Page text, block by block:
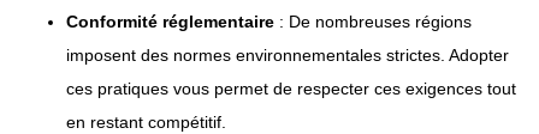
Conformité réglementaire : De nombreuses régions
imposent des normes environnementales strictes. Adopter
ces pratiques vous permet de respecter ces exigences tout
en restant compétitif.